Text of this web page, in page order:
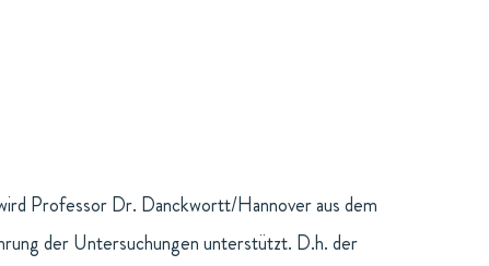
Professor Dr. Danckwortt/Hannover aus dem
der Untersuchungen unterstützt. D.h. der